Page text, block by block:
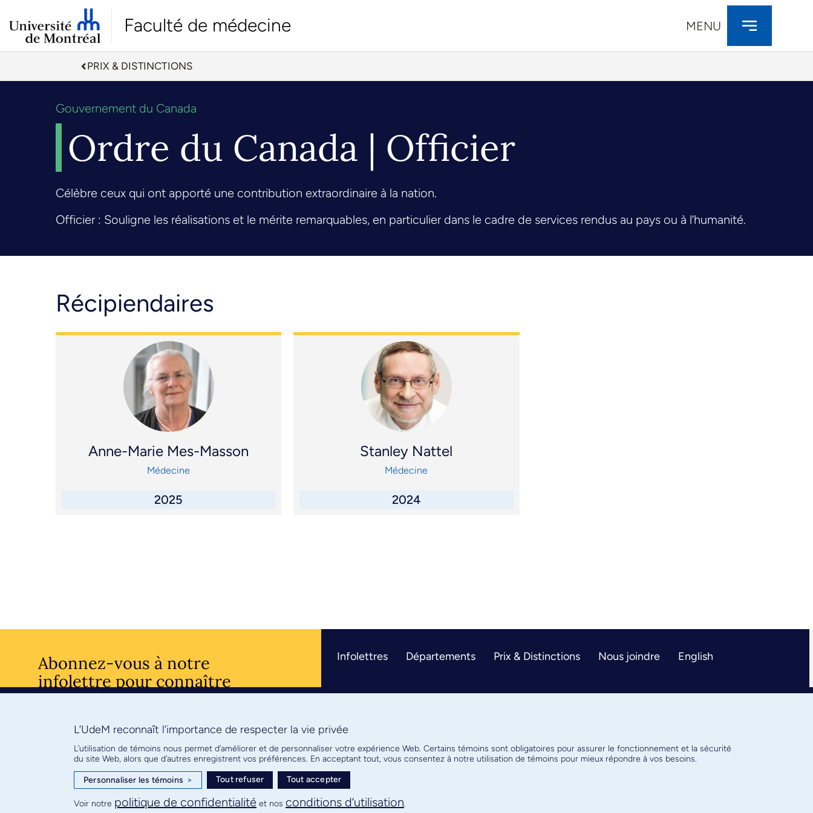
Faculté de médecine MENU
PRIX & DISTINCTIONS
Gouvernement du Canada
Ordre du Canada | Officier
Célèbre ceux qui ont apporté une contribution extraordinaire à la nation.
Officier : Souligne les réalisations et le mérite remarquables, en particulier dans le cadre de services rendus au pays ou à l’humanité.
Récipiendaires
Anne-Marie Mes-Masson
Médecine
2025
Stanley Nattel
Médecine
2024
Abonnez-vous à notre
infolettre pour connaître
l’actualité facultaire
S'ABONNER
Infolettres Départements Prix & Distinctions Nous joindre English
© Faculté de médecine - Université de Montréal
L’UdeM reconnaît l’importance de respecter la vie privée
L’utilisation de témoins nous permet d’améliorer et de personnaliser votre expérience Web. Certains témoins sont obligatoires pour assurer le fonctionnement et la sécurité
du site Web, alors que d’autres enregistrent vos préférences. En acceptant tout, vous consentez à notre utilisation de témoins pour mieux répondre à vos besoins.
Personnaliser les témoins > Tout refuser Tout accepter
Voir notre politique de confidentialité et nos conditions d’utilisation.